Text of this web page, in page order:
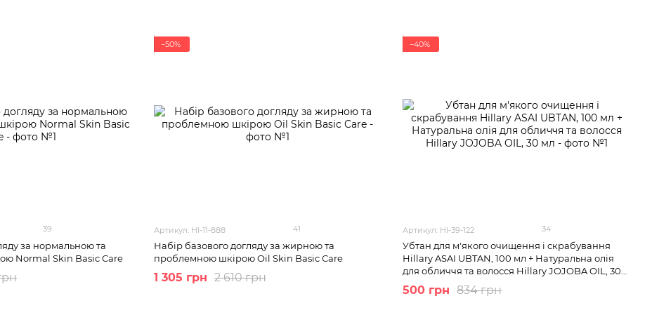
39
за нормальною та
Normal Skin Basic Care
−50%
Артикул: HI-11-888 41
Набір базового догляду за жирною та
проблемною шкірою Oil Skin Basic Care
2 610 грн
1 305 грн
−40%
Артикул: HI-39-122 34
Убтан для м'якого очищення і скрабування
Hillary ASAI UBTAN, 100 мл + Натуральна олія
для обличчя та волосся Hillary JOJOBA OIL, 30
мл
834 грн
500 грн